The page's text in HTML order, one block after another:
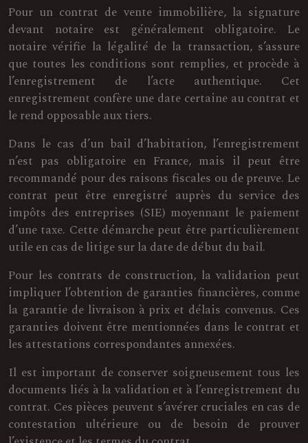
Pour un contrat de vente immobilière, la signature
devant notaire est généralement obligatoire. Le
notaire vérifie la légalité de la transaction, s’assure
que toutes les conditions sont remplies, et procède à
l’enregistrement de l’acte authentique. Cet
enregistrement confère une date certaine au contrat et
le rend opposable aux tiers.
Dans le cas d’un bail d’habitation, l’enregistrement
n’est pas obligatoire en France, mais il peut être
recommandé pour des raisons fiscales ou de preuve. Le
contrat peut être enregistré auprès du service des
impôts des entreprises (SIE) moyennant le paiement
d’une taxe. Cette démarche peut être particulièrement
utile en cas de litige sur la date de début du bail.
Pour les contrats de construction, la validation peut
impliquer l’obtention de garanties financières, comme
la garantie de livraison à prix et délais convenus. Ces
garanties doivent être mentionnées dans le contrat et
les attestations correspondantes annexées.
Il est important de conserver soigneusement tous les
documents liés à la validation et à l’enregistrement du
contrat. Ces pièces peuvent s’avérer cruciales en cas de
contestation ultérieure ou de besoin de prouver